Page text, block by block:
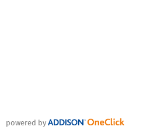
powered by